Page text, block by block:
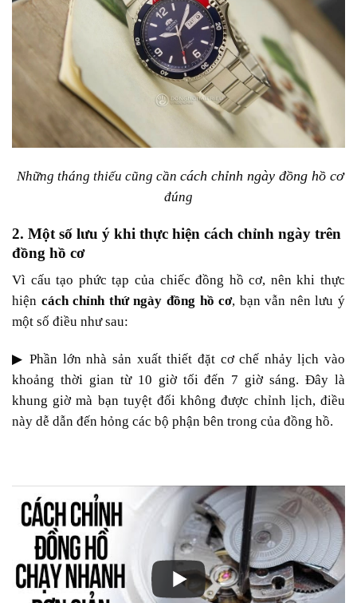
Những tháng thiếu cũng cần cách chỉnh ngày đồng hồ cơ
đúng
2. Một số lưu ý khi thực hiện cách chỉnh ngày trên
đồng hồ cơ
Vì cấu tạo phức tạp của chiếc đồng hồ cơ, nên khi thực
hiện cách chỉnh thứ ngày đồng hồ cơ, bạn vẫn nên lưu ý
một số điều như sau:
▶Phần lớn nhà sản xuất thiết đặt cơ chế nhảy lịch vào
khoảng thời gian từ 10 giờ tối đến 7 giờ sáng. Đây là
khung giờ mà bạn tuyệt đối không được chỉnh lịch, điều
này dễ dẫn đến hỏng các bộ phận bên trong của đồng hồ.